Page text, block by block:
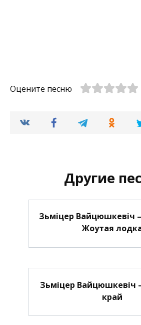
Оцените песню
Другие
Зьміцер
Жоутая
Зьміцер
край